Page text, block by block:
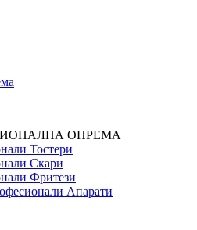
ОПРЕМА
Тостери
Скари
Фритези
Апарати